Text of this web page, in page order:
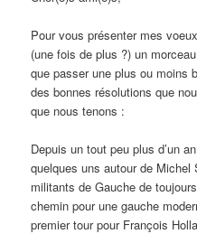
Pour vous présenter mes
(une fois de plus ?) un
que passer une plus ou moins
des bonnes résolutions que
que nous tenons :
Depuis un tout peu plus d’un
quelques uns autour de
militants de Gauche de
chemin pour une gauche
premier tour pour François